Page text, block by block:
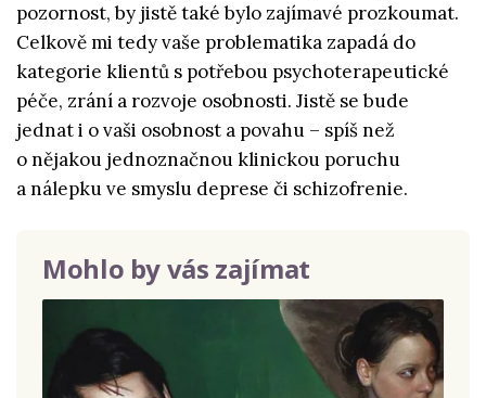
pozornost, by jistě také bylo zajímavé prozkoumat.
Celkově mi tedy vaše problematika zapadá do
kategorie klientů s potřebou psychoterapeutické
péče, zrání a rozvoje osobnosti. Jistě se bude
jednat i o vaši osobnost a povahu – spíš než
o nějakou jednoznačnou klinickou poruchu
a nálepku ve smyslu deprese či schizofrenie.
Mohlo by vás zajímat